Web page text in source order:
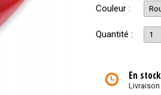
Couleur :
Quantité :
En stock